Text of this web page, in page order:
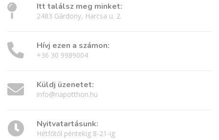
Itt találsz meg minket:
2483 Gárdony, Harcsa u. 2.
Hívj ezen a számon:
+36 30 9989004
Küldj üzenetet:
info@napotthon.hu
Nyitvatartásunk:
Hétfőtől péntekig 8-21-ig